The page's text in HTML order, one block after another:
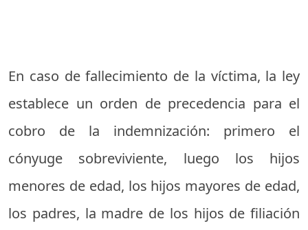
En caso de fallecimiento de la víctima, la ley
establece un orden de precedencia para el
cobro de la indemnización: primero el
cónyuge sobreviviente, luego los hijos
menores de edad, los hijos mayores de edad,
los padres, la madre de los hijos de filiación